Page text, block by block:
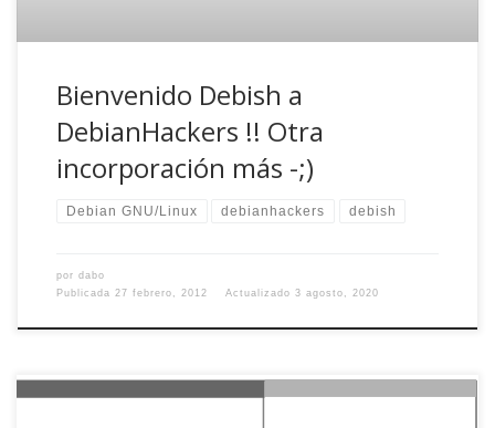
Bienvenido Debish a
DebianHackers !! Otra
incorporación más -;)
Debian GNU/Linux debianhackers debish
por dabo
Publicada 27 febrero, 2012 Actualizado 3 agosto, 2020